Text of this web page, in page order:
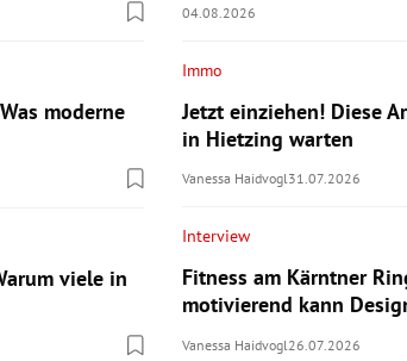
moderne
viele in
04.08.2026
Immo
Jetzt einziehen! Diese
in Hietzing warten
Vanessa Haidvogl31.07.2026
Interview
Fitness am Kärntner
motivierend kann
Vanessa Haidvogl26.07.2026